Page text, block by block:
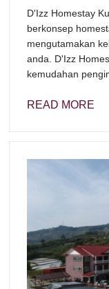
D'Izz Homestay
berkonsep
mengutamakan
anda. D'Izz
kemudahan
READ MORE